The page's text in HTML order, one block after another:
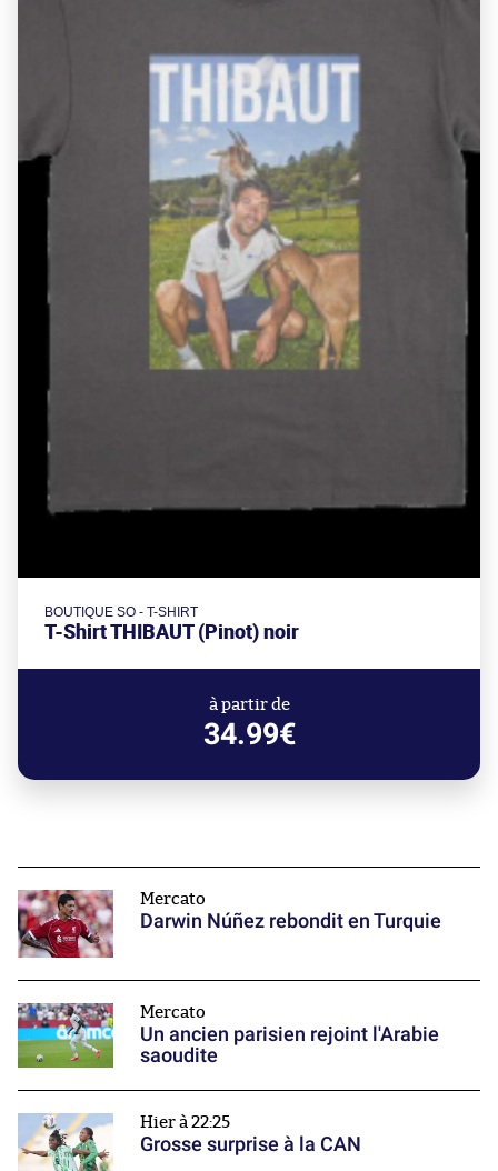
BOUTIQUE SO - T-SHIRT
T-Shirt THIBAUT (Pinot) noir
à partir de
34.99€
Mercato
Darwin Núñez rebondit en Turquie
Mercato
Un ancien parisien rejoint l'Arabie
saoudite
Hier à 22:25
Grosse surprise à la CAN